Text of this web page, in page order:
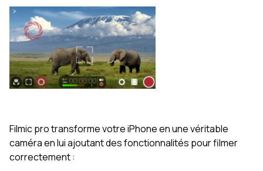
Filmic pro transforme votre iPhone en une véritable
caméra en lui ajoutant des fonctionnalités pour filmer
correctement :